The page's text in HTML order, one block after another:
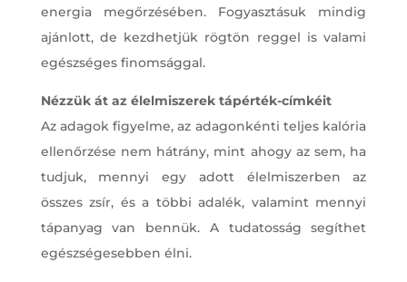
energia megőrzésében. Fogyasztásuk mindig
ajánlott, de kezdhetjük rögtön reggel is valami
egészséges finomsággal.
Nézzük át az élelmiszerek tápérték-címkéit
Az adagok figyelme, az adagonkénti teljes kalória
ellenőrzése nem hátrány, mint ahogy az sem, ha
tudjuk, mennyi egy adott élelmiszerben az
összes zsír, és a többi adalék, valamint mennyi
tápanyag van bennük. A tudatosság segíthet
egészségesebben élni.